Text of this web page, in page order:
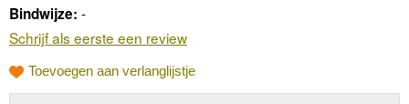
Bindwijze: -
Schrijf als eerste een review
Toevoegen aan verlanglijstje